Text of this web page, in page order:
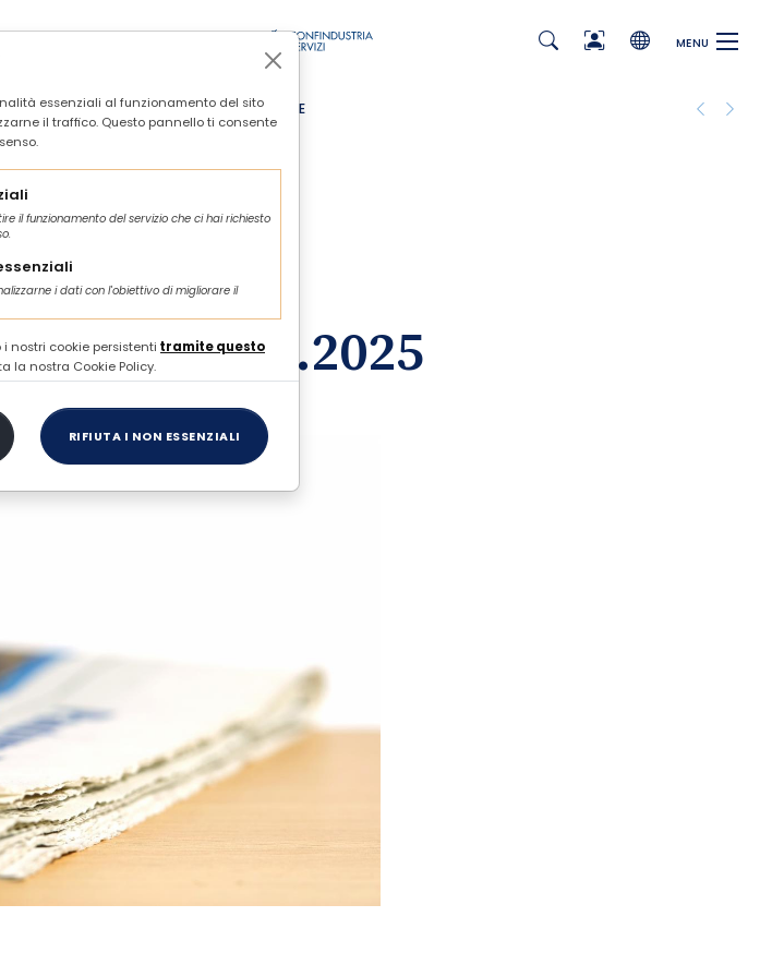
MENU
ITALIA VERSO LA CNE 2026 - ROMA, 6 OTTOBRE
GENNAIO 2025
del 27.01.2025
essenziali al funzionamento del sito
il traffico. Questo pannello ti consente
il funzionamento del servizio che ci hai richiesto
i dati con l'obiettivo di migliorare il
nostri cookie persistenti tramite questo
la nostra Cookie Policy.
RIFIUTA I NON ESSENZIALI